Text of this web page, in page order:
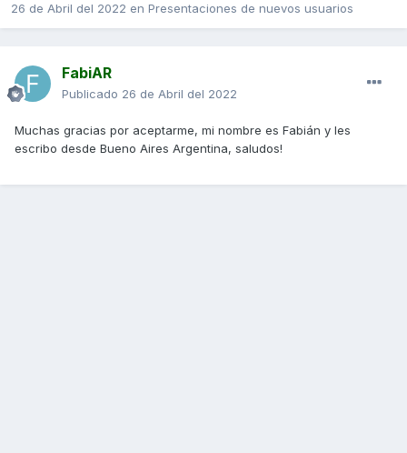
26 de Abril del 2022 en Presentaciones de nuevos usuarios
FabiAR
Publicado 26 de Abril del 2022
Muchas gracias por aceptarme, mi nombre es Fabián y les
escribo desde Bueno Aires Argentina, saludos!